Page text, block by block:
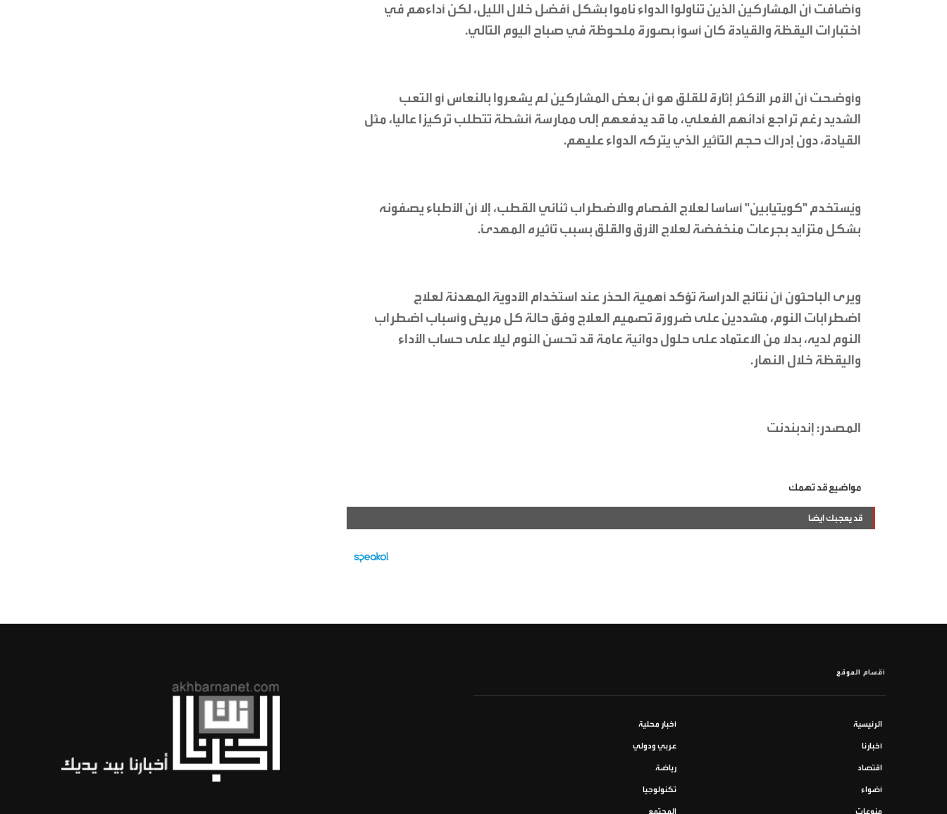
وأضافت أن المشاركين الذين تناولوا الدواء ناموا بشكل أفضل خلال الليل، لكن أداءهم في
اختبارات اليقظة والقيادة كان أسوأ بصورة ملحوظة في صباح اليوم التالي.
وأوضحت أن الأمر الأكثر إثارة للقلق هو أن بعض المشاركين لم يشعروا بالنعاس أو التعب
الشديد رغم تراجع أدائهم الفعلي، ما قد يدفعهم إلى ممارسة أنشطة تتطلب تركيزا عاليا، مثل
القيادة، دون إدراك حجم التأثير الذي يتركه الدواء عليهم.
ويُستخدم "كويتيابين" أساسا لعلاج الفصام والاضطراب ثنائي القطب، إلا أن الأطباء يصفونه
بشكل متزايد بجرعات منخفضة لعلاج الأرق والقلق بسبب تأثيره المهدئ.
ويرى الباحثون أن نتائج الدراسة تؤكد أهمية الحذر عند استخدام الأدوية المهدئة لعلاج
اضطرابات النوم، مشددين على ضرورة تصميم العلاج وفق حالة كل مريض وأسباب اضطراب
النوم لديه، بدلا من الاعتماد على حلول دوائية عامة قد تحسن النوم ليلا على حساب الأداء
واليقظة خلال النهار.
المصدر: إندبندنت
مواضيع قد تهمك
قد يعجبك ايضا
أقسام الموقع
الرئيسية أخبار محلية
أخبارنا عربي ودولي
اقتصاد رياضة
أضواء تكنولوجيا
منوعات المجتمع